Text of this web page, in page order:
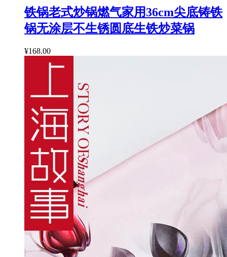
铁锅老式炒锅燃气家用36cm尖底铸铁
锅无涂层不生锈圆底生铁炒菜锅
¥168.00